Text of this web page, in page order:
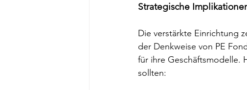
Strategische
Die verstärkte Einrichtung
der Denkweise von PE
für ihre Geschäftsmodelle.
sollten: